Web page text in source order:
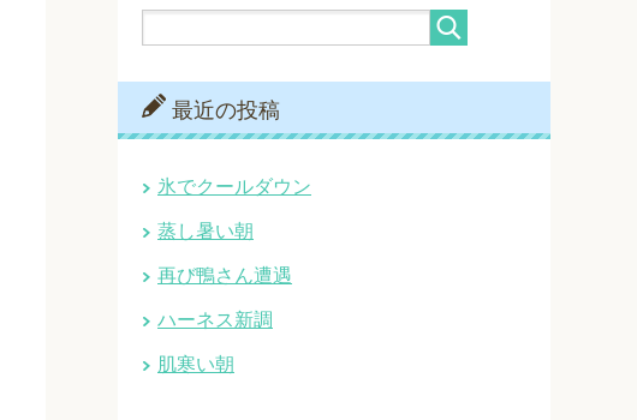
最近の投稿
氷でクールダウン
蒸し暑い朝
再び鴨さん遭遇
ハーネス新調
肌寒い朝